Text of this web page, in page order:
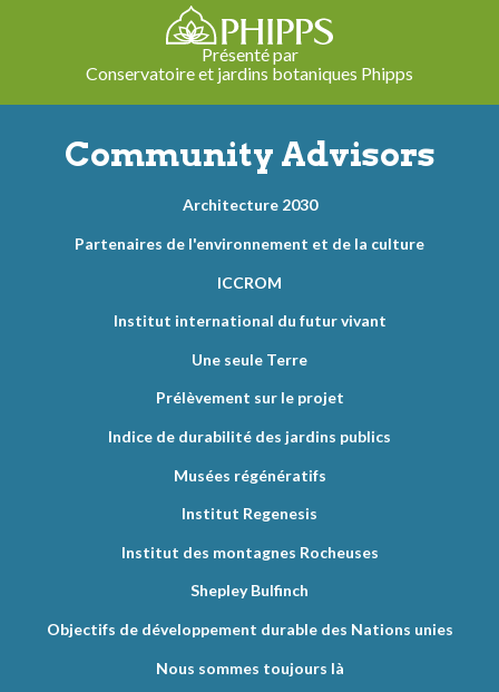
Présenté par
Conservatoire et jardins botaniques Phipps
Community Advisors
Architecture 2030
Partenaires de l'environnement et de la culture
ICCROM
Institut international du futur vivant
Une seule Terre
Prélèvement sur le projet
Indice de durabilité des jardins publics
Musées régénératifs
Institut Regenesis
Institut des montagnes Rocheuses
Shepley Bulfinch
Objectifs de développement durable des Nations unies
Nous sommes toujours là